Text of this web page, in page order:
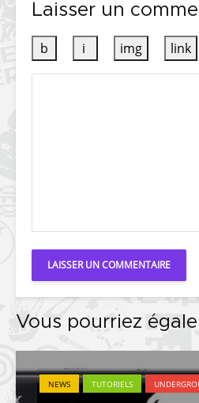
Laisser un
Vous pourriez
NEWS TUTORIELS